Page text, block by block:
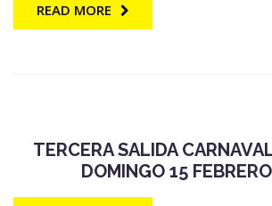
READ MORE
TERCERA SALIDA
DOMINGO 15